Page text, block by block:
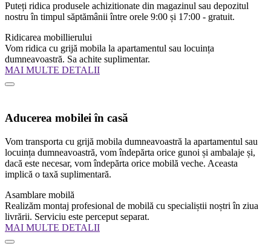
Puteți ridica produsele achizitionate din magazinul sau depozitul
nostru în timpul săptămânii între orele 9:00 și 17:00 - gratuit.
Ridicarea mobillierului
Vom ridica cu grijă mobila la apartamentul sau locuința
dumneavoastră. Sa achite suplimentar.
MAI MULTE DETALII
Aducerea mobilei în casă
Vom transporta cu grijă mobila dumneavoastră la apartamentul sau
locuința dumneavoastră, vom îndepărta orice gunoi și ambalaje și,
dacă este necesar, vom îndepărta orice mobilă veche. Aceasta
implică o taxă suplimentară.
Asamblare mobilă
Realizăm montaj profesional de mobilă cu specialiștii noștri în ziua
livrării. Serviciu este perceput separat.
MAI MULTE DETALII